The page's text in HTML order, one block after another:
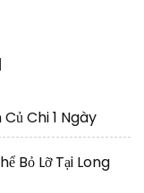
Chi 1 Ngày
Bỏ Lỡ Tại Long